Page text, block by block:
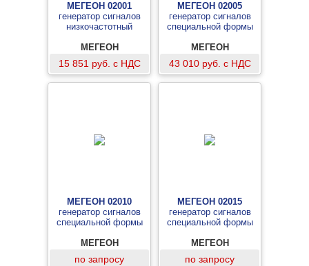
МЕГЕОН 02001
генератор сигналов
низкочастотный
МЕГЕОН
15 851 руб. с НДС
МЕГЕОН 02005
генератор сигналов
специальной формы
МЕГЕОН
43 010 руб. с НДС
МЕГЕОН 02010
генератор сигналов
специальной формы
МЕГЕОН
по запросу
МЕГЕОН 02015
генератор сигналов
специальной формы
МЕГЕОН
по запросу